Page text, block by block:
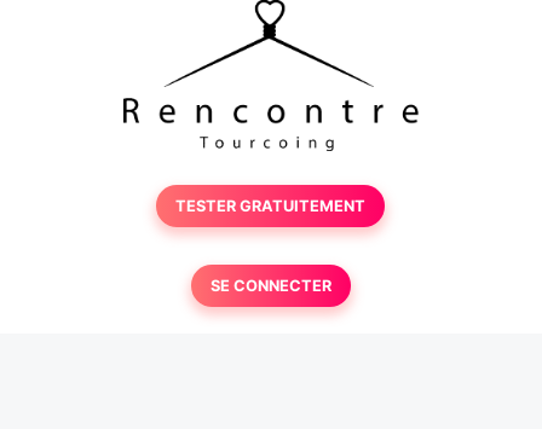
TESTER GRATUITEMENT
SE CONNECTER